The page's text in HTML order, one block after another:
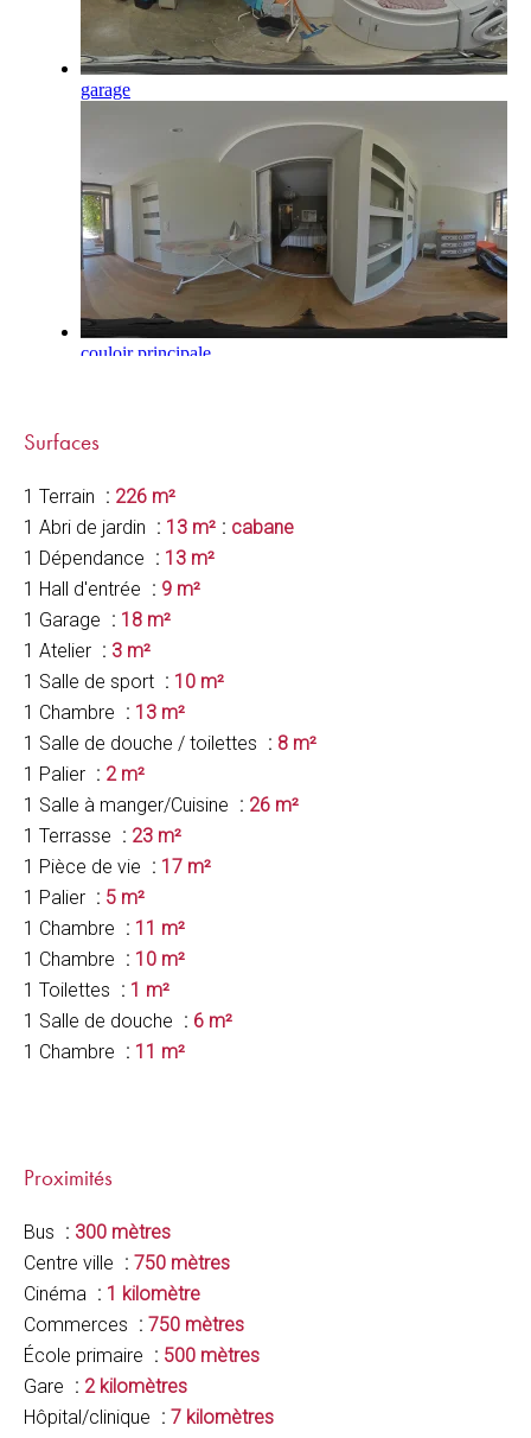
Surfaces
1 Terrain
226 m²
1 Abri de jardin
13 m²
cabane
1 Dépendance
13 m²
1 Hall d'entrée
9 m²
1 Garage
18 m²
1 Atelier
3 m²
1 Salle de sport
10 m²
1 Chambre
13 m²
1 Salle de douche / toilettes
8 m²
1 Palier
2 m²
1 Salle à manger/Cuisine
26 m²
1 Terrasse
23 m²
1 Pièce de vie
17 m²
1 Palier
5 m²
1 Chambre
11 m²
1 Chambre
10 m²
1 Toilettes
1 m²
1 Salle de douche
6 m²
1 Chambre
11 m²
Proximités
Bus
300 mètres
Centre ville
750 mètres
Cinéma
1 kilomètre
Commerces
750 mètres
École primaire
500 mètres
Gare
2 kilomètres
Hôpital/clinique
7 kilomètres